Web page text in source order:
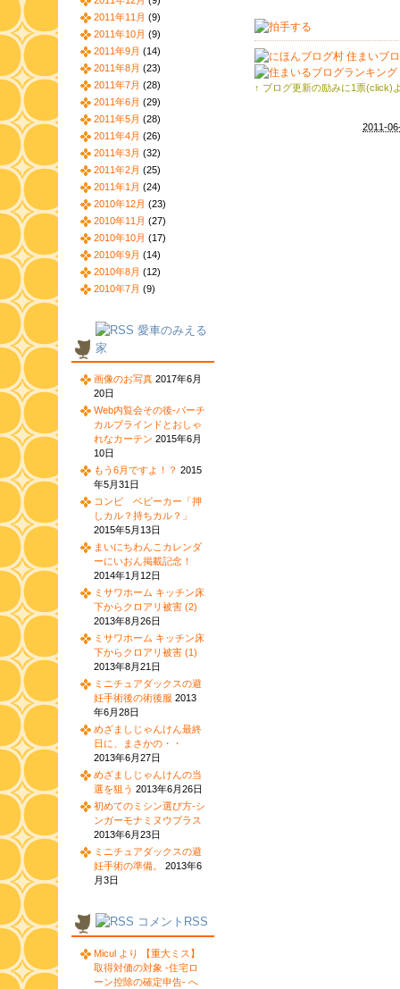
↑ ブログ更新の励みに1票(click)
2011-
2011年11月 (9)
2011年10月 (9)
2011年9月 (14)
2011年8月 (23)
2011年7月 (28)
2011年6月 (29)
2011年5月 (28)
2011年4月 (26)
2011年3月 (32)
2011年2月 (25)
2011年1月 (24)
2010年12月 (23)
2010年11月 (27)
2010年10月 (17)
2010年9月 (14)
2010年8月 (12)
2010年7月 (9)
愛車のみえる
家
画像のお写真 2017年6月
20日
Web内覧会その後-バーチ
カルブラインドとおしゃ
れなカーテン 2015年6月
10日
もう6月ですよ！？ 2015
年5月31日
コンビ ベビーカー「押
しカル？持ちカル？」
2015年5月13日
まいにちわんこカレンダ
ーにいおん掲載記念！
2014年1月12日
ミサワホーム キッチン床
下からクロアリ被害 (2)
2013年8月26日
ミサワホーム キッチン床
下からクロアリ被害 (1)
2013年8月21日
ミニチュアダックスの避
妊手術後の術後服 2013
年6月28日
めざましじゃんけん最終
日に、まさかの・・
2013年6月27日
めざましじゃんけんの当
選を狙う 2013年6月26日
初めてのミシン選び方-シ
ンガーモナミヌウプラス
2013年6月23日
ミニチュアダックスの避
妊手術の準備。
2013年6
月3日
コメントRSS
Micul より 【重大ミス】
取得対価の対象 -住宅ロ
ーン控除の確定申告- へ